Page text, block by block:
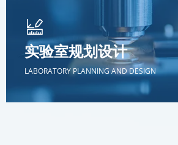
实验室规划设计
LABORATORY PLANNING AND DESIGN